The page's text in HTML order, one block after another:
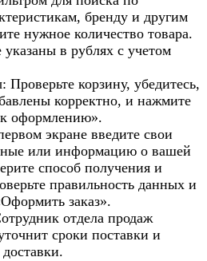
бренду и другим
нужное количество товара.
в рублях с учетом
Проверьте корзину, убедитесь,
корректно, и нажмите
оформлению».
экране введите свои
или информацию о вашей
способ получения и
правильность данных и
заказ».
отдела продаж
сроки поставки и
доставки.